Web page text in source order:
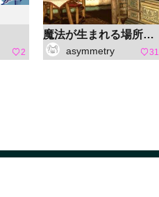
2
魔法が生まれる場所（明）
asymmetry 31